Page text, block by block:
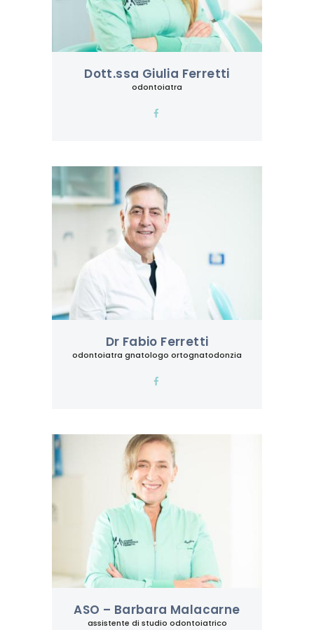
Dott.ssa Giulia Ferretti
odontoiatra
Dr Fabio Ferretti
odontoiatra gnatologo ortognatodonzia
ASO – Barbara Malacarne
assistente di studio odontoiatrico